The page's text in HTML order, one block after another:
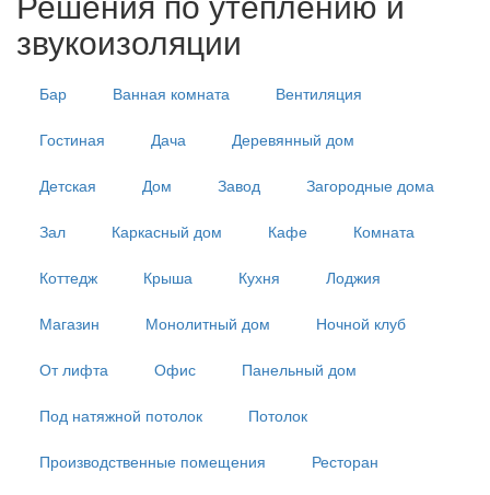
звукоизоляции
Бар Ванная комната Вентиляция
Гостиная Дача Деревянный дом
Детская Дом Завод Загородные дома
Зал Каркасный дом Кафе Комната
Коттедж Крыша Кухня Лоджия
Магазин Монолитный дом Ночной клуб
От лифта Офис Панельный дом
Под натяжной потолок Потолок
Производственные помещения Ресторан